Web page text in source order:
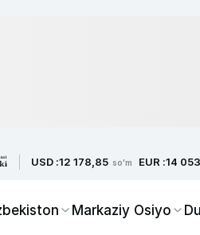
USD :12 178,85 so'm EUR :14
Markaziy Osiyo